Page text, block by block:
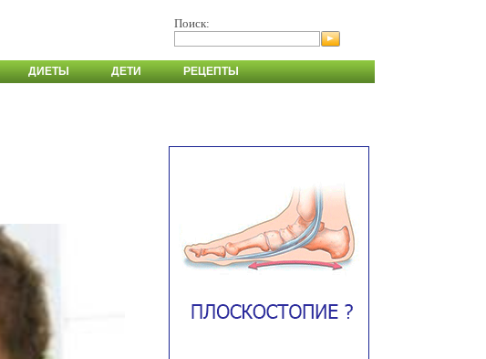
Поиск:
ДИЕТЫ ДЕТИ РЕЦЕПТЫ